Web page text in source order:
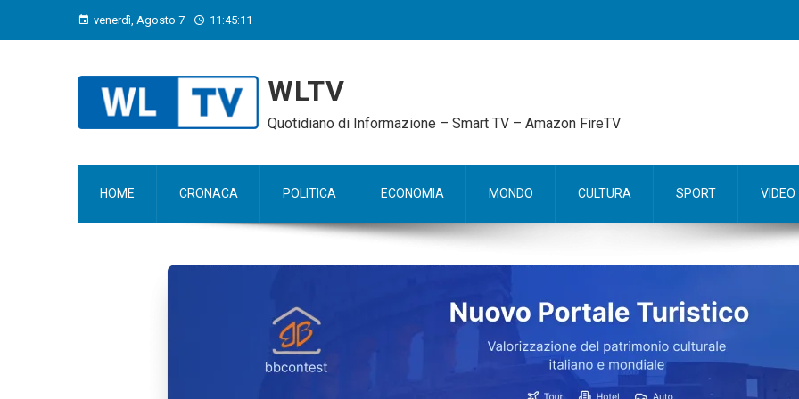
venerdì, Agosto 7 11:45:13
WLTV
Quotidiano di Informazione – Smart TV – Amazon FireTV
HOME CRONACA POLITICA ECONOMIA MONDO CULTURA SPORT VIDEO